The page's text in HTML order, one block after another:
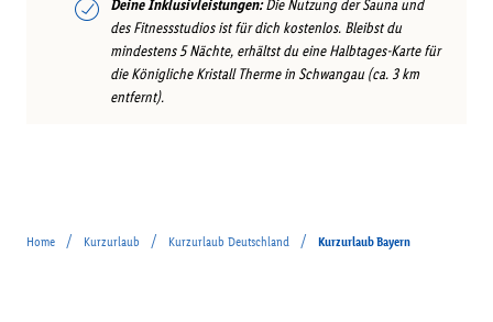
Deine Inklusivleistungen:Die Nutzung der Sauna und
des Fitnessstudios ist für dich kostenlos. Bleibst du
mindestens 5 Nächte, erhältst du eine Halbtages-Karte für
die Königliche Kristall Therme in Schwangau (ca. 3 km
entfernt).
Home / Kurzurlaub / Kurzurlaub Deutschland / Kurzurlaub Bayern